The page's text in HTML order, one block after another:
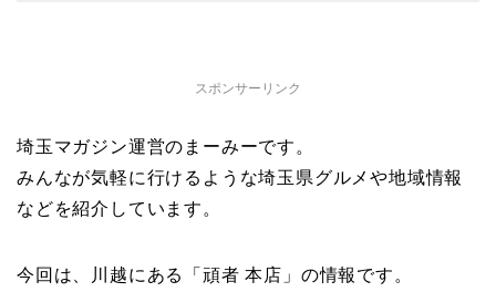
スポンサーリンク
埼玉マガジン運営のまーみーです。
みんなが気軽に行けるような埼玉県グルメや地域情報
などを紹介しています。
今回は、川越にある「頑者 本店」の情報です。